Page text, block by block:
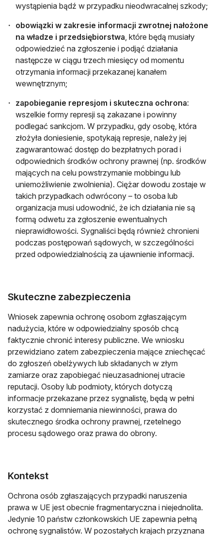
wystąpienia bądź w przypadku nieodwracalnej szkody;
obowiązki w zakresie informacji zwrotnej nałożone
na władze i przedsiębiorstwa , które będą musiały
odpowiedzieć na zgłoszenie i podjąć działania
następcze w ciągu trzech miesięcy od momentu
otrzymania informacji przekazanej kanałem
wewnętrznym;
zapobieganie represjom i skuteczna ochrona:
wszelkie formy represji są zakazane i powinny
podlegać sankcjom. W przypadku, gdy osobę, która
złożyła doniesienie, spotykają represje, należy jej
zagwarantować dostęp do bezpłatnych porad i
odpowiednich środków ochrony prawnej (np. środków
mających na celu powstrzymanie mobbingu lub
uniemożliwienie zwolnienia). Ciężar dowodu zostaje w
takich przypadkach odwrócony – to osoba lub
organizacja musi udowodnić, że ich działania nie są
formą odwetu za zgłoszenie ewentualnych
nieprawidłowości. Sygnaliści będą również chronieni
podczas postępowań sądowych, w szczególności
przed odpowiedzialnością za ujawnienie informacji.
Skuteczne zabezpieczenia
Wniosek zapewnia ochronę osobom zgłaszającym
nadużycia, które w odpowiedzialny sposób chcą
faktycznie chronić interesy publiczne. We wniosku
przewidziano zatem zabezpieczenia mające zniechęcać
do zgłoszeń obelżywych lub składanych w złym
zamiarze oraz zapobiegać nieuzasadnionej utracie
reputacji. Osoby lub podmioty, których dotyczą
informacje przekazane przez sygnalistę, będą w pełni
korzystać z domniemania niewinności, prawa do
skutecznego środka ochrony prawnej, rzetelnego
procesu sądowego oraz prawa do obrony.
Kontekst
Ochrona osób zgłaszających przypadki naruszenia
prawa w UE jest obecnie fragmentaryczna i niejednolita.
Jedynie 10 państw członkowskich UE zapewnia pełną
ochronę sygnalistów. W pozostałych krajach przyznana